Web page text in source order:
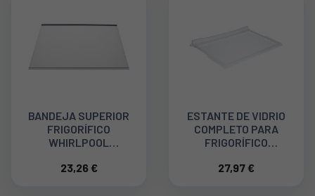
BANDEJA SUPERIOR
FRIGORÍFICO
WHIRLPOOL
23,26 €
ESTANTE DE VIDRIO
COMPLETO PARA
FRIGORÍFICO
481010643010
27,97 €